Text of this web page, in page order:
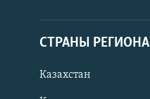
СТРАНЫ РЕГИОНА
Казахстан